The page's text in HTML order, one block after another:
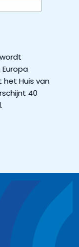
het Huis van
40